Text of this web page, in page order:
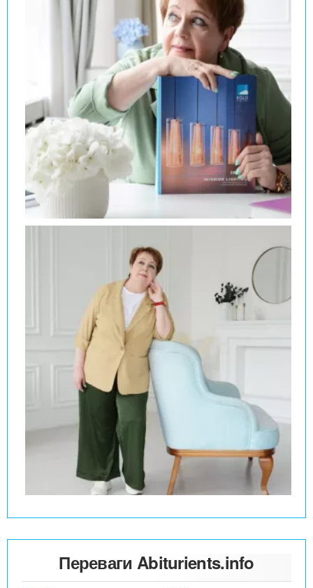
Переваги Abiturients.info